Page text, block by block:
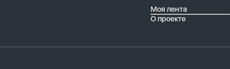
Моя лента
О проекте